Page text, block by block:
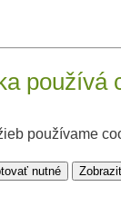
používá
používame
nutné